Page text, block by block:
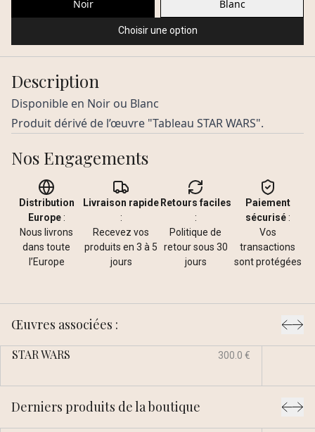
Noir
Blanc
Choisir une option
Description
Disponible en Noir ou Blanc
Produit dérivé de l’œuvre "Tableau STAR WARS".
Nos Engagements
Distribution
Europe:
Nous livrons
dans toute
l’Europe
Livraison rapide
:
Recevez vos
produits en 3 à 5
jours
Retours faciles
:
Politique de
retour sous 30
jours
Paiement
sécurisé:
Vos
transactions
sont protégées
Œuvres associées :
STAR WARS 300.0 €
Derniers produits de la boutique